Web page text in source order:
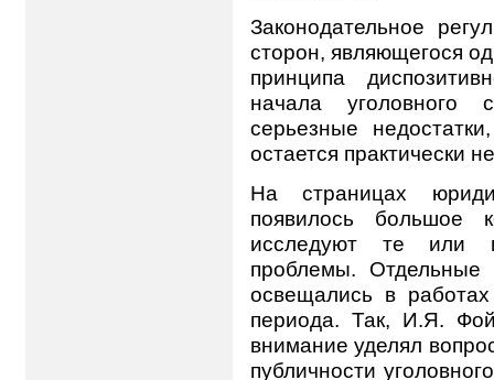
Законодательное
сторон, являющегося
принципа
начала уголовного
серьезные
остается практически
На страницах
появилось большое
исследуют те или
проблемы. Отдельные
освещались в
периода. Так, И.Я.
внимание уделял
публичности